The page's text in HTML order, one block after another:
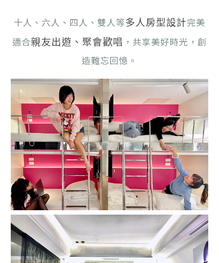
十人、六人、四人、雙人等多人房型設計完美
適合親友出遊、聚會歡唱 ，共享美好時光，創
造難忘回憶。